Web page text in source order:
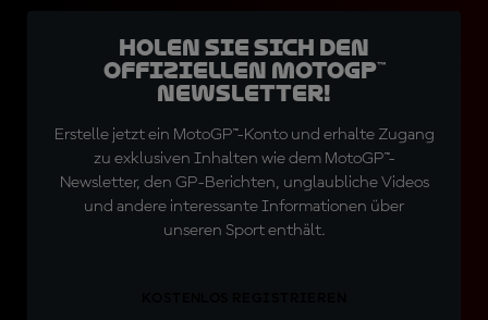
Holen Sie sich den
offiziellen MotoGP™
Newsletter!
Erstelle jetzt ein MotoGP™-Konto und erhalte Zugang
zu exklusiven Inhalten wie dem MotoGP™-
Newsletter, den GP-Berichten, unglaubliche Videos
und andere interessante Informationen über
unseren Sport enthält.